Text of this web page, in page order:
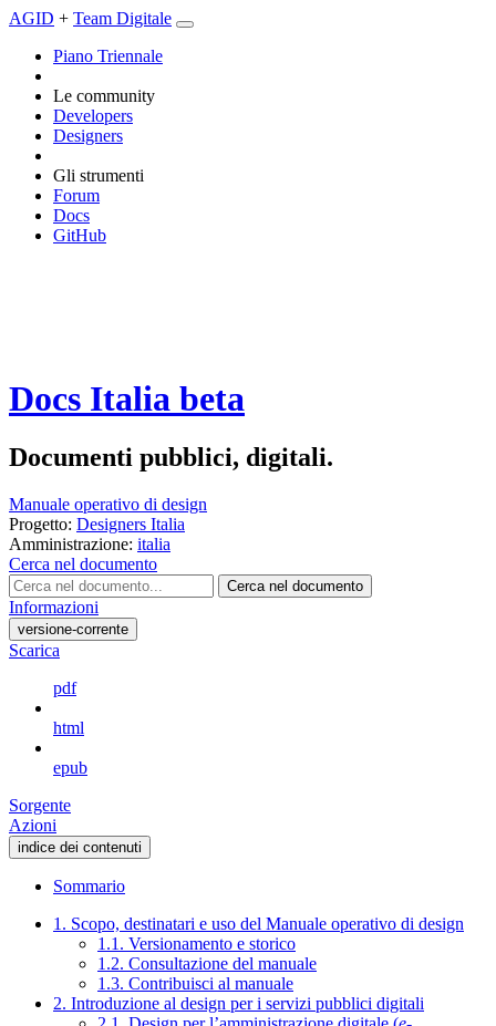
AGID + Team Digitale
Piano Triennale
Le community
Developers
Designers
Gli strumenti
Forum
Docs
GitHub
Docs Italia beta
Documenti pubblici, digitali.
Manuale operativo di design
Progetto: Designers Italia
Amministrazione: italia
Cerca nel documento
Cerca nel documento
Informazioni
versione-corrente
Scarica
pdf
html
epub
Sorgente
Azioni
indice dei contenuti
Sommario
1. Scopo, destinatari e uso del Manuale operativo di design
1.1. Versionamento e storico
1.2. Consultazione del manuale
1.3. Contribuisci al manuale
2. Introduzione al design per i servizi pubblici digitali